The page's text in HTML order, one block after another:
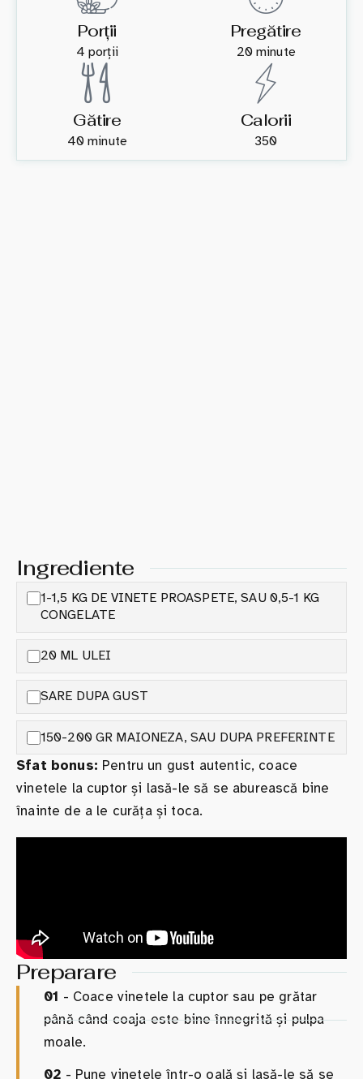
Porții
4 porții
Pregătire
20 minute
Gătire
40 minute
Calorii
350
Ingrediente
1-1,5 KG DE VINETE PROASPETE, SAU 0,5-1 KG
CONGELATE
20 ML ULEI
SARE DUPA GUST
150-200 GR MAIONEZA, SAU DUPA PREFERINTE
Sfat bonus: Pentru un gust autentic, coace
vinetele la cuptor și lasă-le să se aburească bine
înainte de a le curăța și toca.
Preparare
01 - Coace vinetele la cuptor sau pe grătar
până când coaja este bine înnegrită și pulpa
moale.
02 - Pune vinetele într-o oală și lasă-le să se